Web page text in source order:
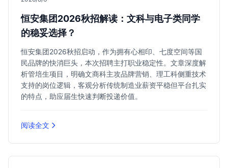
恒安集团2026秋招解读：文科与电子类同学
的稳妥选择？
恒安集团2026秋招启动，作为拥有心相印、七度空间等国
民品牌的快消巨头，本次招聘主打职业稳定性。文章深度解
析管培生项目，明确文商科主攻品牌营销、理工科侧重技术
支持的岗位逻辑，客观分析传统制造业薪资平稳但平台扎实
的特点，助应届生快速判断投递价值。
阅读全文